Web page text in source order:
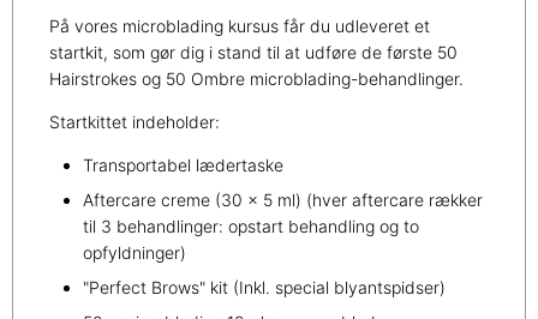
På vores microblading kursus får du udleveret et
startkit, som gør dig i stand til at udføre de første 50
Hairstrokes og 50 Ombre microblading-behandlinger.
Startkittet indeholder:
Transportabel lædertaske
Aftercare creme (30 x 5 ml) (hver aftercare rækker
til 3 behandlinger: opstart behandling og to
opfyldninger)
"Perfect Brows" kit (Inkl. special blyantspidser)